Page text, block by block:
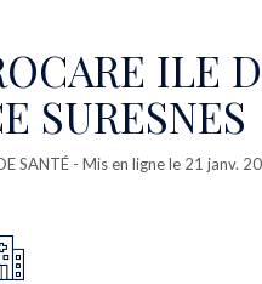
ILE
SURESNES
SANTÉ - Mis en ligne le 21 janv.